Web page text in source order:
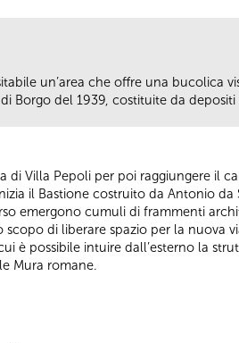
un’area che offre una bucolica
Borgo del 1939, costituite da
di Villa Pepoli per poi raggiungere
il Bastione costruito da Antonio
emergono cumuli di frammenti
di liberare spazio per la nuova
è possibile intuire dall’esterno la
Mura romane.